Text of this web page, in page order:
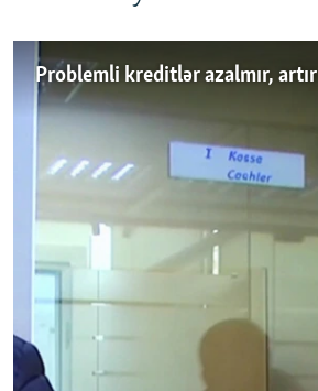
Problemli kreditlər azalmır, artır